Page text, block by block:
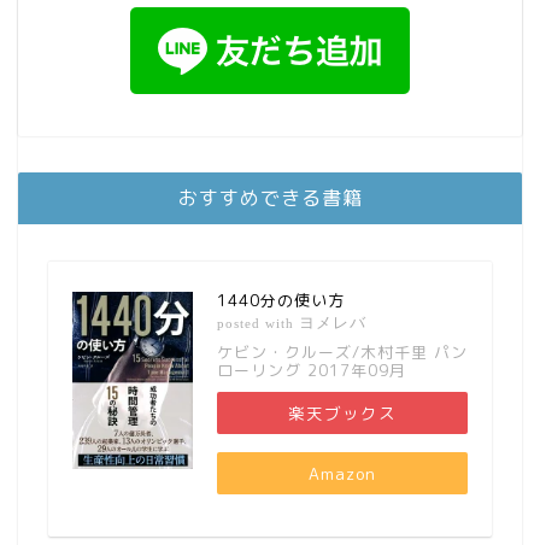
おすすめできる書籍
1440分の使い方
posted with ヨメレバ
ケビン・クルーズ/木村千里 パン
ローリング 2017年09月
楽天ブックス
Amazon